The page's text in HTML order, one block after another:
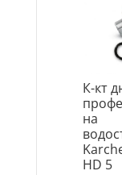
К-кт
на
HD 5